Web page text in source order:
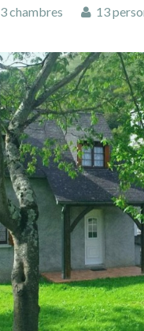
3 chambres 13